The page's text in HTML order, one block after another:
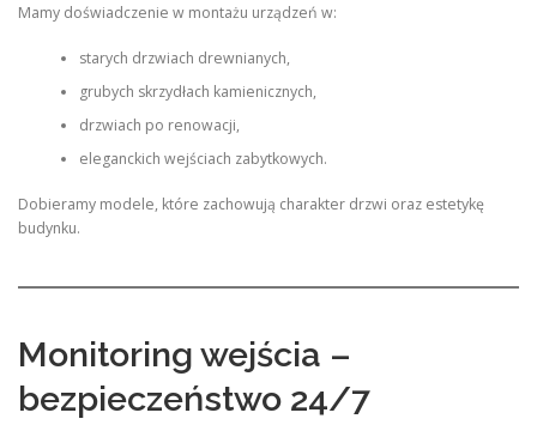
Mamy doświadczenie w montażu urządzeń w:
starych drzwiach drewnianych,
grubych skrzydłach kamienicznych,
drzwiach po renowacji,
eleganckich wejściach zabytkowych.
Dobieramy modele, które zachowują charakter drzwi oraz estetykę
budynku.
Monitoring wejścia –
bezpieczeństwo 24/7